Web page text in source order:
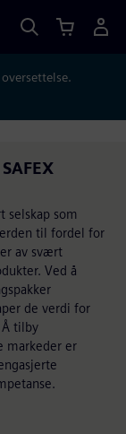
selskap som
til fordel for
av svært
Ved å
de verdi for
Å tilby
markeder er